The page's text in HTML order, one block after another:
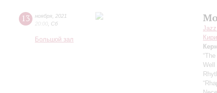
13 ноября 2021
20:00 Сб
Большой зал
Well